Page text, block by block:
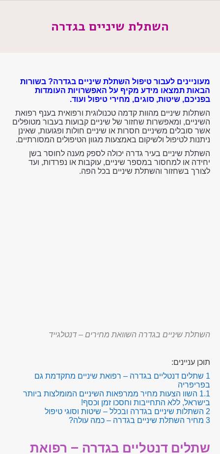
השתלת שיניים בגדרה
מעוניינים לעבור טיפול השתלת שיניים בגדרה? בשורות
הבאות תמצאו מידע מקיף על האפשרויות העומדות
בפניכם, שיטות, סוגים, מחירי טיפול ועוד.
השתלות שיניים מהוות קדמה טכנולוגית ורפואית בענף רפואת
השיניים, ומאפשרות שחזור של שיניים קבועות בעבור מטופלים
אשר סובלים משיניים חסרות או שיניים חולות ופגועות, שאינן
ניתנות לטיפול ולשיקום באמצעות מגוון הטיפולים המסורתיים.
השתלת שיניים בעיר גדרה יכולה לספק מענה לחוסר בשן
יחידה או למחסור במספר שיניים, עוקבות או נפרדות, ועד
לצורך בשחזור והשתלת שיניים בכל הפה.
השתלת שיניים בגדרה השוואת מחירים – דנטלגייד
תוכן עניינים:
1 שתלים דנטליים בגדרה – רפואת שיניים מתקדמת גם
בפריפריה
1.1 השוו הצעות מחיר ממרפאות השיניים המומלצות ביותר
בישראל, ללא התחייבות וחסכו זמן וכסף!
2 השתלות שיניים בגדרה ובכלל – שיטות וסוגי טיפול
3 מחיר השתלת שיניים בגדרה – כמה עולה?
שתלים דנטליים בגדרה – רפואת